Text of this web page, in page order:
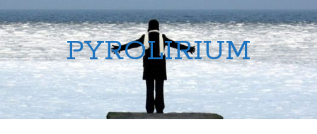
PYROLIRIUM